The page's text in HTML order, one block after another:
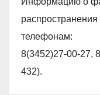
телефонам:
8(3452)27-00-27,
432).